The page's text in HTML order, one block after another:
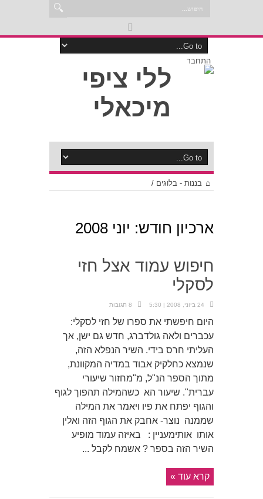
התחבר
בננות - בלוגים /
ארכיון חודש: יוני 2008
חיפוש עמוד אצל חזי
לסקלי
24 ביוני, 2008 | 5:30 8 תגובות
היום חיפשתי את ספרו של חזי לסקלי:
עכברים ולאה גולדברג, חדש גם ישן, אך
העליתי חרס בידי. השיר הנפלא הזה,
שנמצא כחלקיק אבוד במדיה המקוונת,
מתוך הספר הנ"ל, מ"מחזור שיעורי
עברית". שיעור הא כשהמילה תהפוך לגוף
והגוף יפתח את פיו ויאמר את המילה
שממנה נוצר- אחבק את הגוף הזה ואלין
אותו אותימעניין : באיזה עמוד מופיע
השיר הזה בספר ? אשמח לקבל ...
קרא עוד »